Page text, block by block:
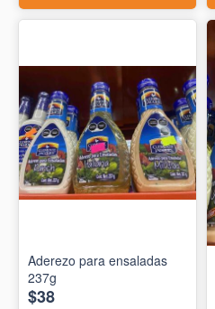
Aderezo para ensaladas
237g
$38